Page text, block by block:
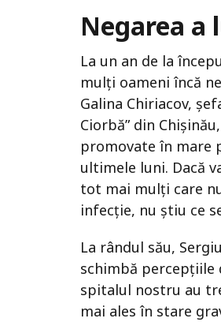
Negarea a
La un an de la
mulți oameni încă
Galina Chiriacov,
Ciorbă” din
promovate în mare
ultimele luni. Dacă
tot mai mulți care
infecție, nu știu ce
La rândul său,
schimbă percepțiile
spitalul nostru au
mai ales în stare